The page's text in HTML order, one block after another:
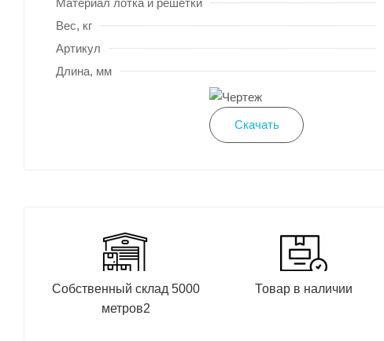
Материал лотка и решетки
Вес, кг
Артикул
Длина, мм
Скачать
Собственный склад 5000
метров2
Товар в наличии